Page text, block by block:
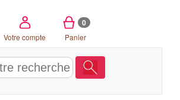
Votre compte
0
Panier